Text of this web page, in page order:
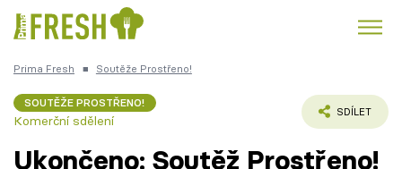
Česká kuchyně
Prima Fresh ■ Soutěže Prostřeno!
SOUTĚŽE PROSTŘENO!
Komerční sdělení
SDÍLET
Ukončeno: Soutěž Prostřeno!